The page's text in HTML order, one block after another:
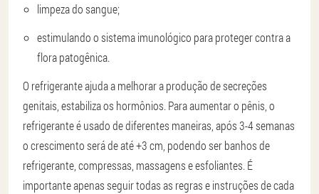
limpeza do sangue;
estimulando o sistema imunológico para proteger contra a
flora patogênica.
O refrigerante ajuda a melhorar a produção de secreções
genitais, estabiliza os hormônios. Para aumentar o pênis, o
refrigerante é usado de diferentes maneiras, após 3-4 semanas
o crescimento será de até +3 cm, podendo ser banhos de
refrigerante, compressas, massagens e esfoliantes. É
importante apenas seguir todas as regras e instruções de cada